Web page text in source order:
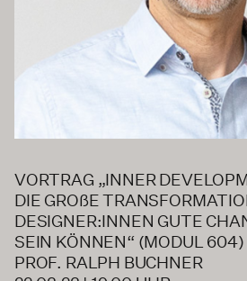
VORTRAG „INNER
DIE GROßE
DESIGNER:INNEN GUTE
SEIN KÖNNEN“ (MODUL 604)
PROF. RALPH BUCHNER